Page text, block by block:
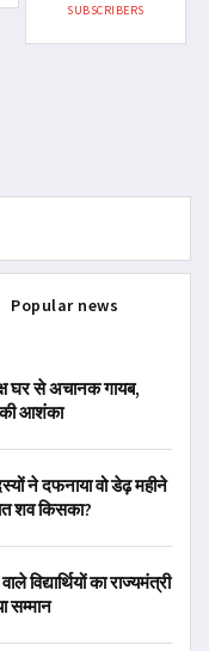
SUBSCRIBERS
Popular news
घर से अचानक गायब,
की आशंका
ने दफनाया वो डेढ़ महीने
शव किसका?
विद्यार्थियों का राज्यमंत्री
सम्मान